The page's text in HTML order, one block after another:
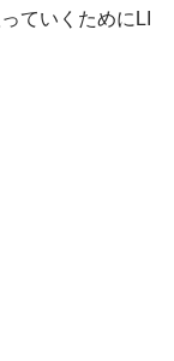
ていくためにLI